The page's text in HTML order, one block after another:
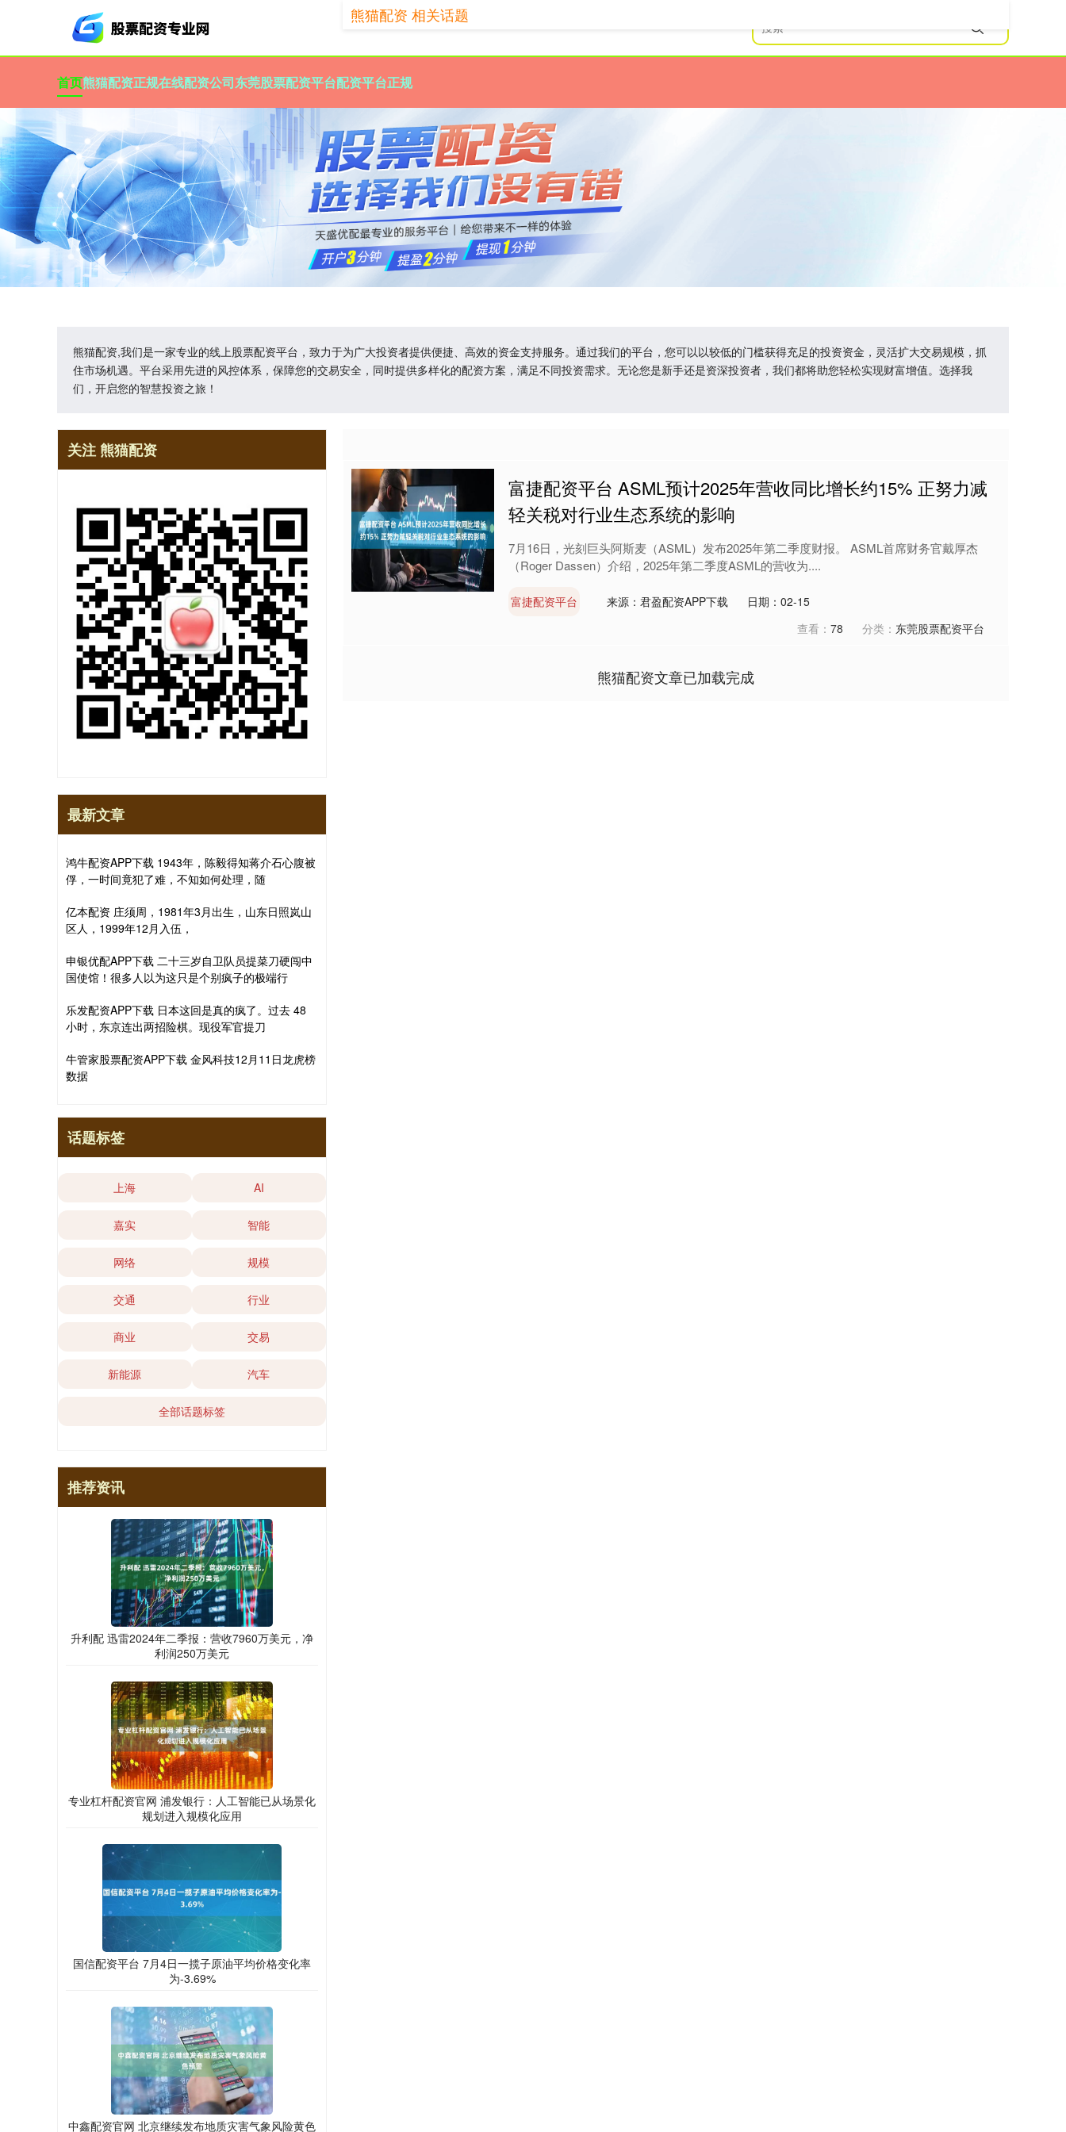
首页熊猫配资正规在线配资公司东莞股票配资平台配资平台正规
熊猫配资,我们是一家专业的线上股票配资平台，致力于为广大投资者提供便捷、高效的资金支持服务。通过我们的平台，您可以以较低的门槛获得充足的投资资金，灵活扩大交易规模，抓
住市场机遇。平台采用先进的风控体系，保障您的交易安全，同时提供多样化的配资方案，满足不同投资需求。无论您是新手还是资深投资者，我们都将助您轻松实现财富增值。选择我
们，开启您的智慧投资之旅！
熊猫配资 相关话题
富捷配资平台 ASML预计2025年营收同比增长约15% 正努力减
轻关税对行业生态系统的影响
7月16日，光刻巨头阿斯麦（ASML）发布2025年第二季度财报。 ASML首席财务官戴厚杰
（Roger Dassen）介绍，2025年第二季度ASML的营收为....
富捷配资平台 来源：君盈配资APP下载
日期：02-15
查看： 78 分类： 东莞股票配资平台
熊猫配资文章已加载完成
关注 熊猫配资
最新文章
鸿牛配资APP下载 1943年，陈毅得知蒋介石心腹被
俘，一时间竟犯了难，不知如何处理，随
亿本配资 庄须周，1981年3月出生，山东日照岚山
区人，1999年12月入伍，
申银优配APP下载 二十三岁自卫队员提菜刀硬闯中
国使馆！很多人以为这只是个别疯子的极端行
乐发配资APP下载 日本这回是真的疯了。过去 48
小时，东京连出两招险棋。现役军官提刀
牛管家股票配资APP下载 金风科技12月11日龙虎榜
数据
话题标签
上海 AI
嘉实 智能
网络 规模
交通 行业
商业 交易
新能源 汽车
全部话题标签
推荐资讯
升利配 迅雷2024年二季报：营收7960万美元，净
利润250万美元
专业杠杆配资官网 浦发银行：人工智能已从场景化
规划进入规模化应用
国信配资平台 7月4日一揽子原油平均价格变化率
为-3.69%
中鑫配资官网 北京继续发布地质灾害气象风险黄色